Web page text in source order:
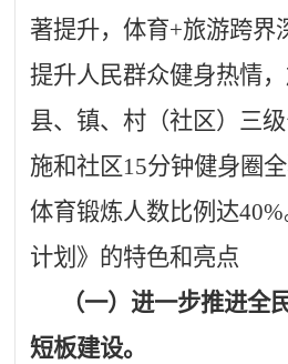
著提升，体育+旅游跨界
提升人民群众健身热情
县、镇、村（社区）三
施和社区15分钟健身圈
体育锻炼人数比例达40%
计划》的特色和亮点
（一）进一步推进全
短板建设。